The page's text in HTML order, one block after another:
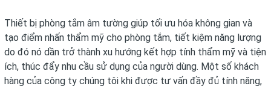
Thiết bị phòng tắm âm tường giúp tối ưu hóa không gian và
tạo điểm nhấn thẩm mỹ cho phòng tắm, tiết kiệm năng lượng
do đó nó dần trở thành xu hướng kết hợp tính thẩm mỹ và tiện
ích, thúc đẩy nhu cầu sử dụng của người dùng. Một số khách
hàng của công ty chúng tôi khi được tư vấn đầy đủ tính năng,